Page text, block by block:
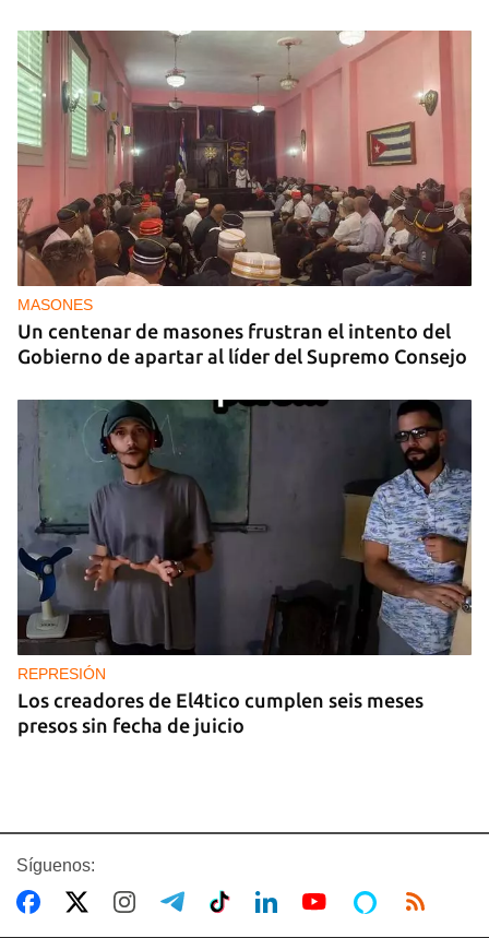
MASONES
Un centenar de masones frustran el intento del
Gobierno de apartar al líder del Supremo Consejo
REPRESIÓN
Los creadores de El4tico cumplen seis meses
presos sin fecha de juicio
Síguenos: